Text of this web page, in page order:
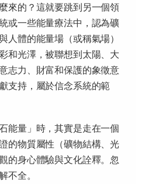
來的？這就要跳到另一個領
或一些能量療法中，認為礦
人體的能量場（或稱氣場）
和光澤，被聯想到太陽、大
志力、財富和保護的象徵意
支持，屬於信念系統的範
能量」時，其實是走在一個
的物質屬性（礦物結構、光
的身心體驗與文化詮釋。忽
不全。